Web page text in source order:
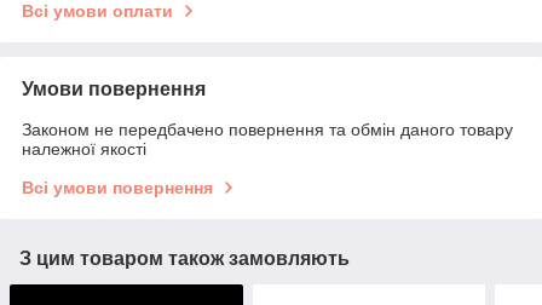
Всі умови оплати
Умови повернення
Законом не передбачено повернення та обмін даного товару
належної якості
Всі умови повернення
З цим товаром також замовляють